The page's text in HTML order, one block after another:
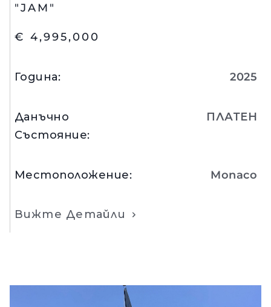
"JAM"
€ 4,995,000
Година: 2025
Данъчно
Състояние:
ПЛАТЕН
Местоположение: Monaco
Вижте Детайли